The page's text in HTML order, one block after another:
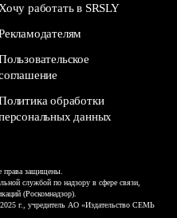
Хочу работать в SRSLY
обработки
данных
права защищены.
службой по надзору в сфере связи,
(Роскомнадзор).
г., учредитель АО «Издательство СЕМЬ